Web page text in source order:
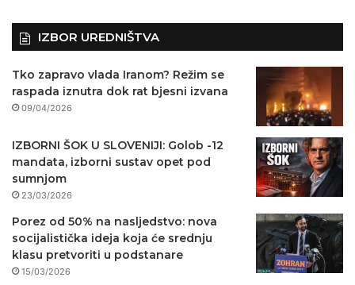
IZBOR UREDNIŠTVA
Tko zapravo vlada Iranom? Režim se
raspada iznutra dok rat bjesni izvana
09/04/2026
IZBORNI ŠOK U SLOVENIJI: Golob -12
mandata, izborni sustav opet pod
sumnjom
23/03/2026
Porez od 50% na nasljedstvo: nova
socijalistička ideja koja će srednju
klasu pretvoriti u podstanare
15/03/2026